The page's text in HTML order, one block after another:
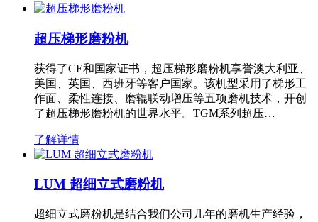
超压梯形磨粉机
获得了CE和国家证书，超压梯形磨粉机享誉澳大利亚、
美国、英国、西班牙等客户国家。该机型采用了梯形工
作面、柔性连接、磨辊联动增压等五项磨机技术，开创
了超压梯形磨粉机的世界水平。TGM系列超压…
了解详情
LUM 超细立式磨粉机
超细立式磨粉机是结合我们公司几年的磨机生产经验，